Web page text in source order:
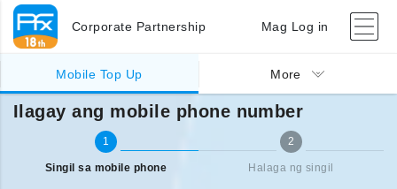
Corporate Partnership Mag Log in
Mobile Top Up More
Singil sa ibang bansa (mobile) Ilagay ang mobile phone number
Ilagay ang mobile phone number
1
Singil sa mobile phone
2
Halaga ng singil